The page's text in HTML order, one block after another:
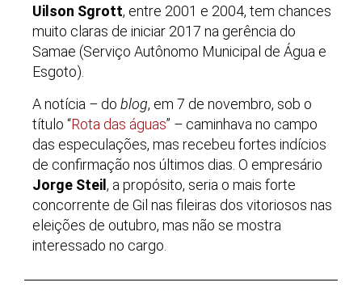
Uilson Sgrott, entre 2001 e 2004, tem chances
muito claras de iniciar 2017 na gerência do
Samae (Serviço Autônomo Municipal de Água e
Esgoto).
A notícia – do blog, em 7 de novembro, sob o
título “Rota das águas” – caminhava no campo
das especulações, mas recebeu fortes indícios
de confirmação nos últimos dias. O empresário
Jorge Steil , a propósito, seria o mais forte
concorrente de Gil nas fileiras dos vitoriosos nas
eleições de outubro, mas não se mostra
interessado no cargo.